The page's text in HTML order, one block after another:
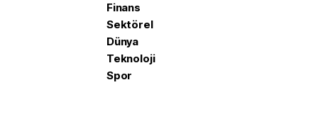
Finans
Sektörel
Dünya
Teknoloji
Spor